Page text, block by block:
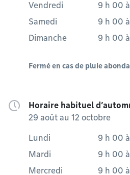
Vendredi
9 h 00 à
Samedi
9 h 00 à
Dimanche
9 h 00 à
Fermé en cas de pluie
Horaire habituel
29 août au 12 octobre
Lundi 9 h 00 à
Mardi
9 h 00 à
Mercredi
9 h 00 à